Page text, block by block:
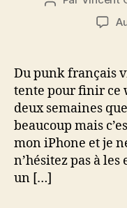
Du punk français
tente pour finir ce
deux semaines
beaucoup mais
mon iPhone et je
n’hésitez pas à
un […]